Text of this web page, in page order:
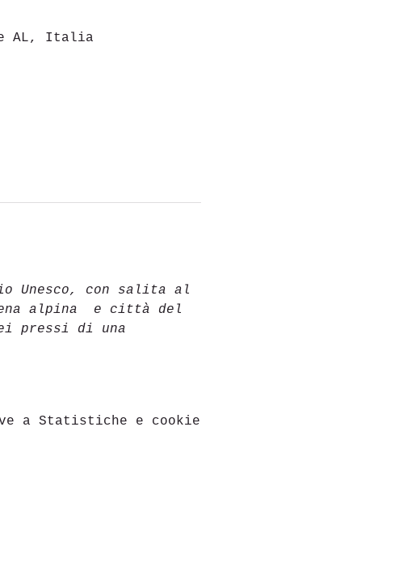
AL, Italia
Unesco, con salita al
alpina
e città del
pressi di una
a Statistiche e cookie